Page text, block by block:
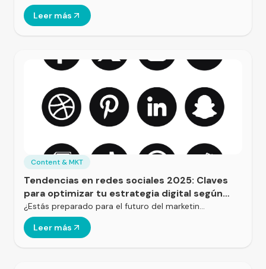
Leer más
Content & MKT
Tendencias en redes sociales 2025: Claves
para optimizar tu estrategia digital según
HubSpot
¿Estás preparado para el futuro del marketin…
Leer más